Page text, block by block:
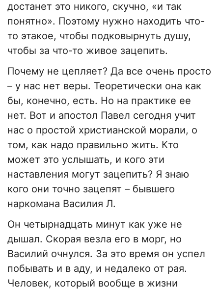
достанет это никого, скучно, «и так
понятно». Поэтому нужно находить что-
то этакое, чтобы подковырнуть душу,
чтобы за что-то живое зацепить.
Почему не цепляет? Да все очень просто
– у нас нет веры. Теоретически она как
бы, конечно, есть. Но на практике ее
нет. Вот и апостол Павел сегодня учит
нас о простой христианской морали, о
том, как надо правильно жить. Кто
может это услышать, и кого эти
наставления могут зацепить? Я знаю
кого они точно зацепят – бывшего
наркомана Василия Л.
Он четырнадцать минут как уже не
дышал. Скорая везла его в морг, но
Василий очнулся. За это время он успел
побывать и в аду, и недалеко от рая.
Человек, который вообще в жизни